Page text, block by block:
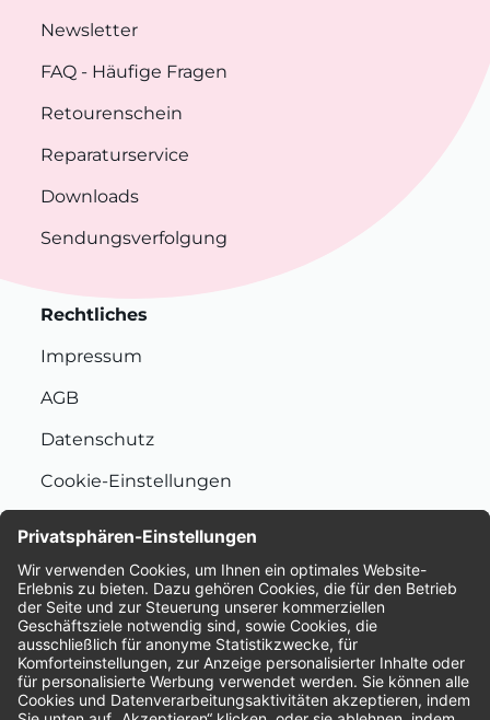
Newsletter
FAQ - Häufige Fragen
Retourenschein
Reparaturservice
Downloads
Sendungsverfolgung
Rechtliches
Impressum
AGB
Datenschutz
Cookie-Einstellungen
Bewertungen